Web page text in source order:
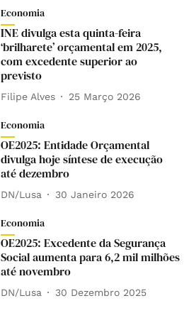
Economia
INE divulga esta quinta-feira
‘brilharete’ orçamental em 2025,
com excedente superior ao
previsto
Filipe Alves 25 Março 2026
Economia
OE2025: Entidade Orçamental
divulga hoje síntese de execução
até dezembro
DN/Lusa 30 Janeiro 2026
Economia
OE2025: Excedente da Segurança
Social aumenta para 6,2 mil milhões
até novembro
DN/Lusa 30 Dezembro 2025